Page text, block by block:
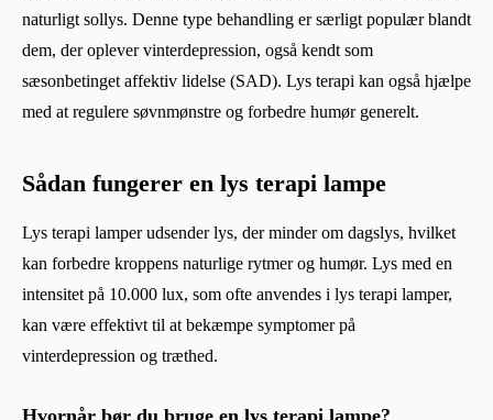
naturligt sollys. Denne type behandling er særligt populær blandt
dem, der oplever vinterdepression, også kendt som
sæsonbetinget affektiv lidelse (SAD). Lys terapi kan også hjælpe
med at regulere søvnmønstre og forbedre humør generelt.
Sådan fungerer en lys terapi lampe
Lys terapi lamper udsender lys, der minder om dagslys, hvilket
kan forbedre kroppens naturlige rytmer og humør. Lys med en
intensitet på 10.000 lux, som ofte anvendes i lys terapi lamper,
kan være effektivt til at bekæmpe symptomer på
vinterdepression og træthed.